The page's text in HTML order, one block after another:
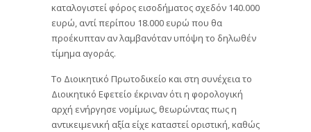
καταλογιστεί φόρος εισοδήματος σχεδόν 140.000
ευρώ, αντί περίπου 18.000 ευρώ που θα
προέκυπταν αν λαμβανόταν υπόψη το δηλωθέν
τίμημα αγοράς.
Το Διοικητικό Πρωτοδικείο και στη συνέχεια το
Διοικητικό Εφετείο έκριναν ότι η φορολογική
αρχή ενήργησε νομίμως, θεωρώντας πως η
αντικειμενική αξία είχε καταστεί οριστική, καθώς